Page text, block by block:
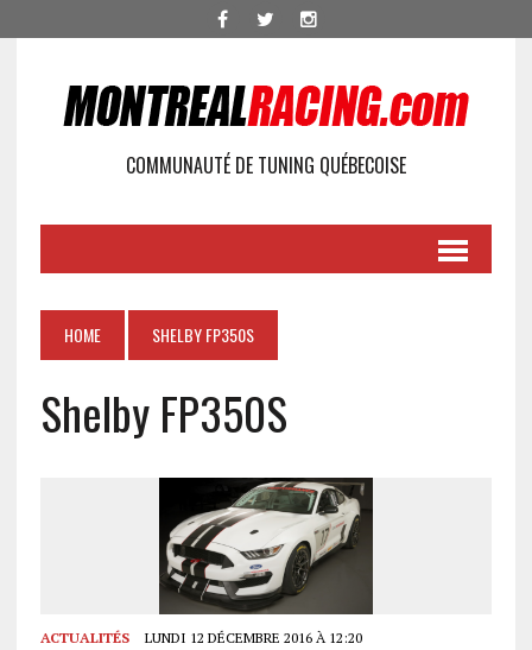
COMMUNAUTÉ DE TUNING QUÉBECOISE
HOME SHELBY FP350S
Shelby FP350S
ACTUALITÉS LUNDI 12 DÉCEMBRE 2016 À 12:20